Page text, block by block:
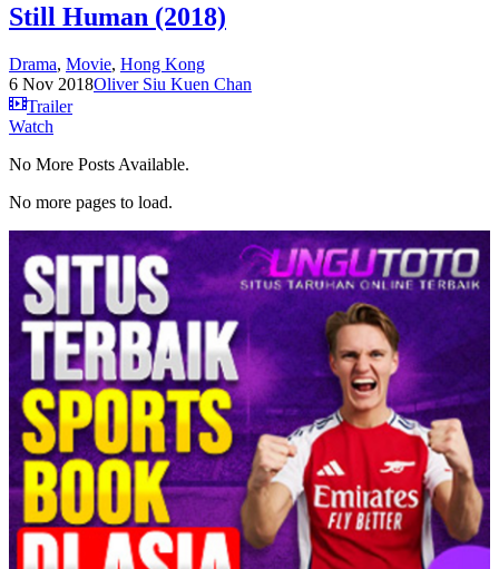
Still Human (2018)
Drama, Movie, Hong Kong
6 Nov 2018Oliver Siu Kuen Chan
Trailer
Watch
No More Posts Available.
No more pages to load.